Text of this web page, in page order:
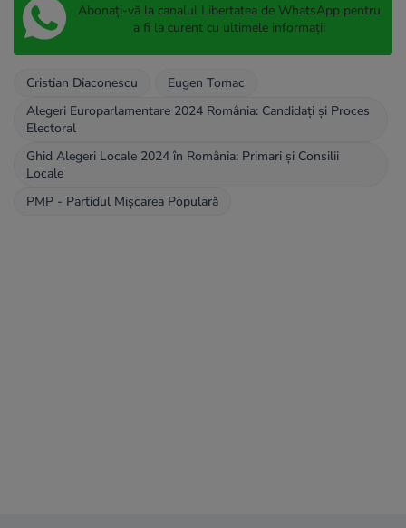
Abonați-vă la canalul Libertatea de WhatsApp pentru
a fi la curent cu ultimele informații
Cristian Diaconescu
Eugen Tomac
Alegeri Europarlamentare 2024 România: Candidați și Proces
Electoral
Ghid Alegeri Locale 2024 în România: Primari și Consilii
Locale
PMP - Partidul Mișcarea Populară